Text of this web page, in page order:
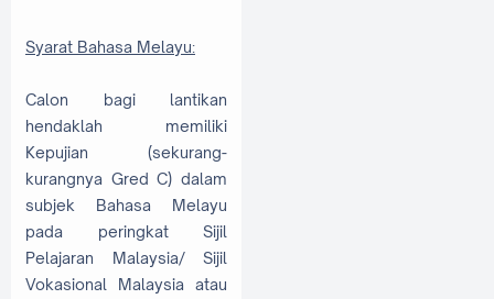
Syarat Bahasa Melayu:
Calon bagi lantikan
hendaklah memiliki
Kepujian (sekurang-
kurangnya Gred C) dalam
subjek Bahasa Melayu
pada peringkat Sijil
Pelajaran Malaysia/ Sijil
Vokasional Malaysia atau